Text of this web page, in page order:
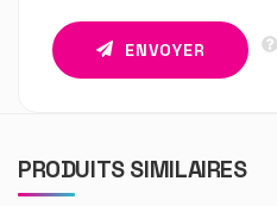
ENVOYER
PRODUITS SIMILAIRES